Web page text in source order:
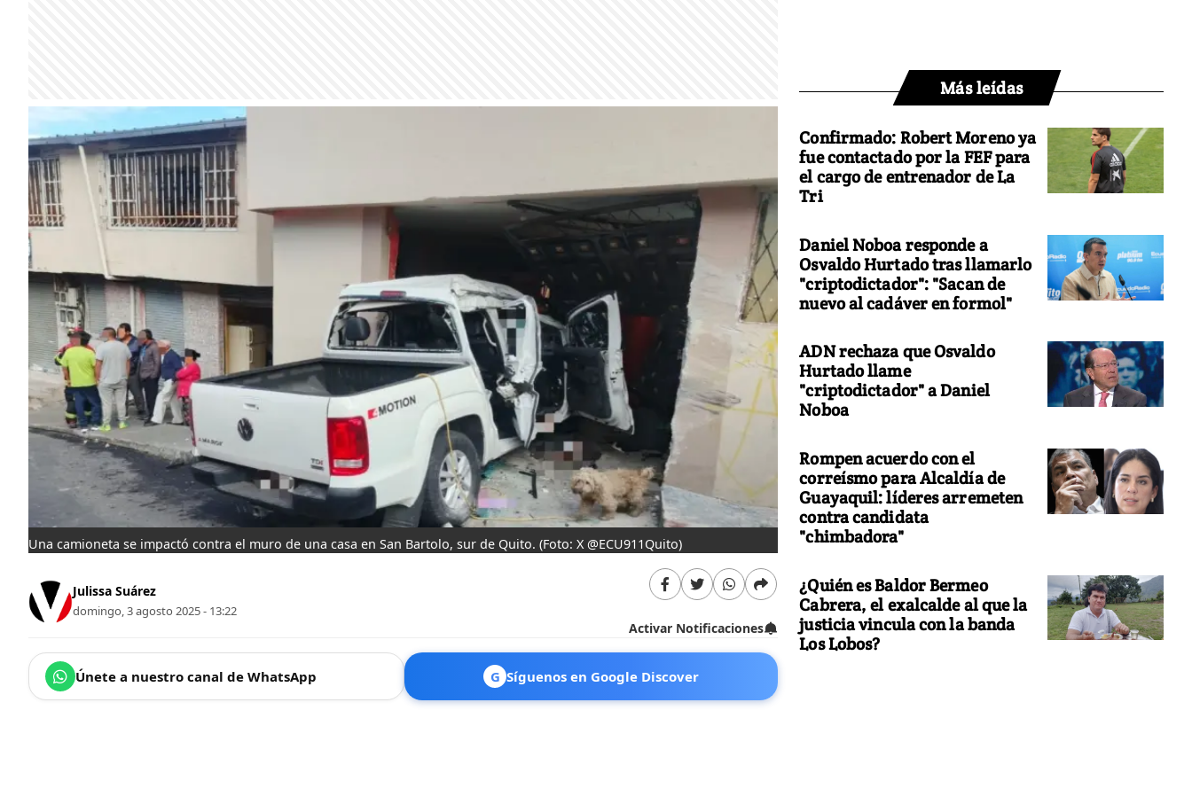
Una camioneta se impactó contra el muro de una casa en San Bartolo, sur de Quito. (Foto: X @ECU911Quito)
Julissa Suárez
domingo, 3 agosto 2025 - 13:22
Activar Notificaciones
Únete a nuestro canal de WhatsApp G Síguenos en Google Discover
Más leídas
Confirmado: Robert Moreno ya
fue contactado por la FEF para
el cargo de entrenador de La
Tri
Daniel Noboa responde a
Osvaldo Hurtado tras llamarlo
"criptodictador": "Sacan de
nuevo al cadáver en formol"
ADN rechaza que Osvaldo
Hurtado llame
"criptodictador" a Daniel
Noboa
Rompen acuerdo con el
correísmo para Alcaldía de
Guayaquil: líderes arremeten
contra candidata
"chimbadora"
¿Quién es Baldor Bermeo
Cabrera, el exalcalde al que la
justicia vincula con la banda
Los Lobos?